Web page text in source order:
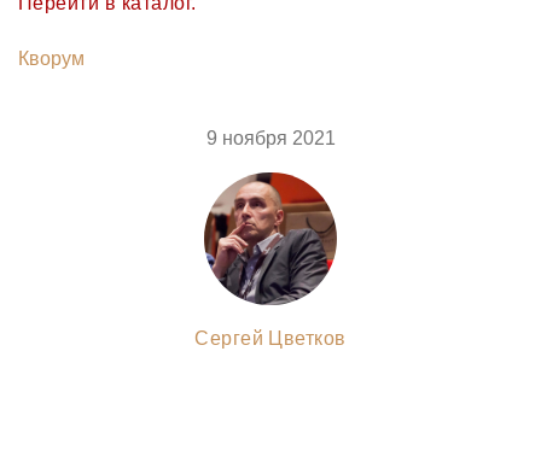
Кворум
9 ноября 2021
Сергей Цветков